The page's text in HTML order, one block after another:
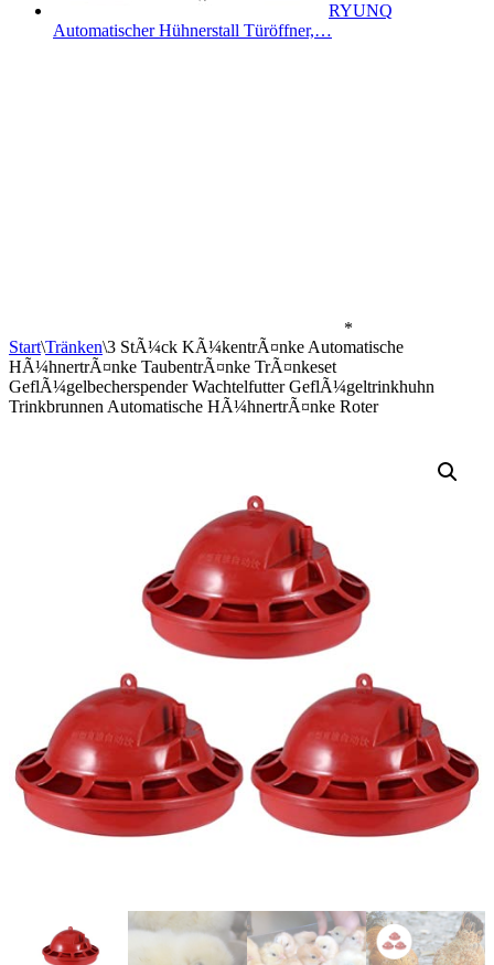
RYUNQ
Automatischer Hühnerstall Türöffner,…
*
Start\Tränken\3 StÃ¼ck KÃ¼kentrÃ¤nke Automatische
HÃ¼hnertrÃ¤nke TaubentrÃ¤nke TrÃ¤nkeset
GeflÃ¼gelbecherspender Wachtelfutter GeflÃ¼geltrinkhuhn
Trinkbrunnen Automatische HÃ¼hnertrÃ¤nke Roter